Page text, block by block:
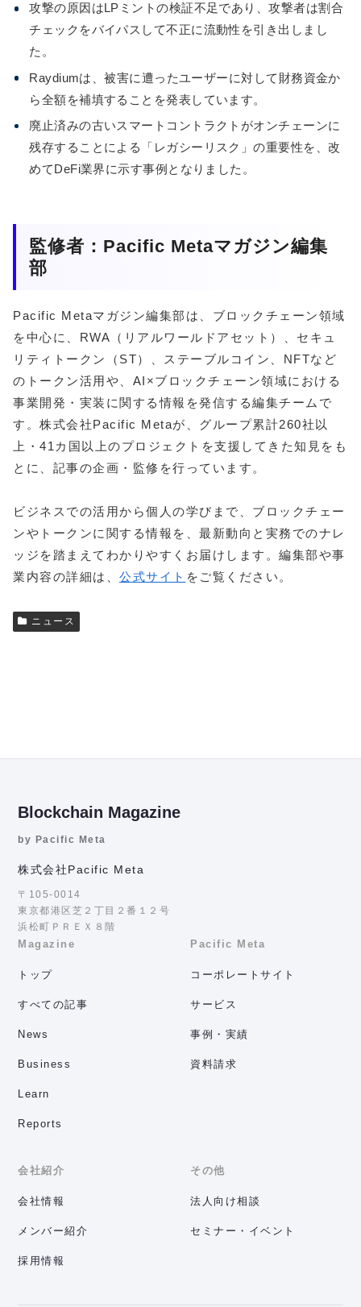
攻撃の原因はLPミントの検証不足であり、攻撃者は割合
チェックをバイパスして不正に流動性を引き出しまし
た。
Raydiumは、被害に遭ったユーザーに対して財務資金か
ら全額を補填することを発表しています。
廃止済みの古いスマートコントラクトがオンチェーンに
残存することによる「レガシーリスク」の重要性を、改
めてDeFi業界に示す事例となりました。
監修者：Pacific Metaマガジン編集
部
Pacific Metaマガジン編集部は、ブロックチェーン領域
を中心に、RWA（リアルワールドアセット）、セキュ
リティトークン（ST）、ステーブルコイン、NFTなど
のトークン活用や、AI×ブロックチェーン領域における
事業開発・実装に関する情報を発信する編集チームで
す。株式会社Pacific Metaが、グループ累計260社以
上・41カ国以上のプロジェクトを支援してきた知見をも
とに、記事の企画・監修を行っています。
ビジネスでの活用から個人の学びまで、ブロックチェー
ンやトークンに関する情報を、最新動向と実務でのナレ
ッジを踏まえてわかりやすくお届けします。編集部や事
業内容の詳細は、 公式サイト をご覧ください。
ニュース
Blockchain Magazine
by Pacific Meta
株式会社Pacific Meta
〒105-0014
東京都港区芝２丁目２番１２号
浜松町ＰＲＥＸ８階
Magazine
トップ
すべての記事
News
Business
Learn
Reports
Pacific Meta
コーポレートサイト
サービス
事例・実績
資料請求
会社紹介
会社情報
メンバー紹介
採用情報
その他
法人向け相談
セミナー・イベント